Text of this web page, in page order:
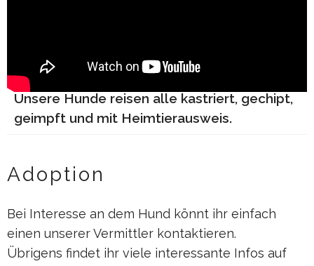
Unsere Hunde reisen alle kastriert, gechipt,
geimpft und mit Heimtierausweis.
Adoption
Bei Interesse an dem Hund könnt ihr einfach
einen unserer Vermittler kontaktieren.
Übrigens findet ihr viele interessante Infos auf